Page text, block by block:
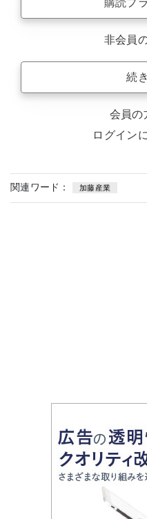
非会員
続
会員の
ログイン
関連ワード： 加藤産業